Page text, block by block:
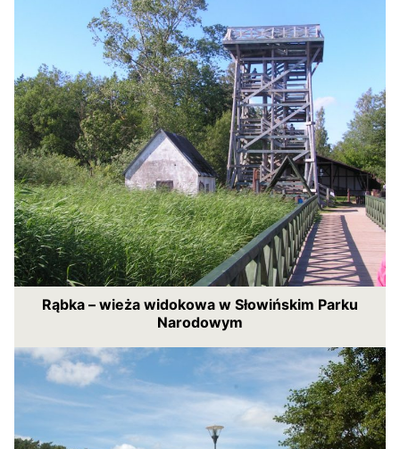
Rąbka – wieża widokowa w Słowińskim Parku
Narodowym